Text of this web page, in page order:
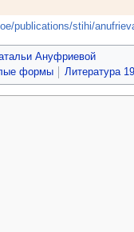
publications/stihi/
Ануфриевой
формы
Литература